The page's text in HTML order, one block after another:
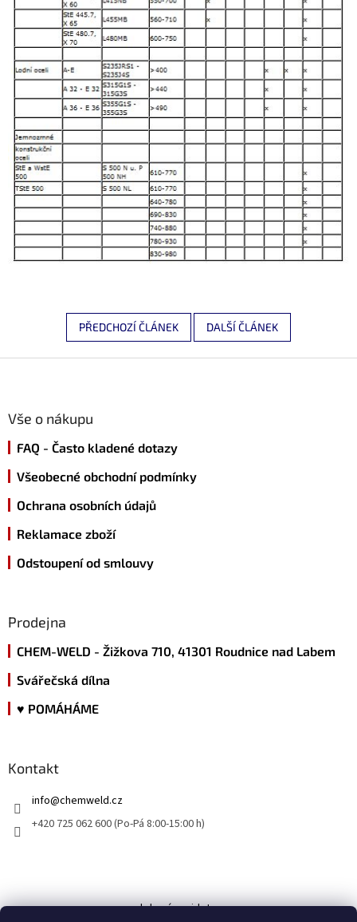
PŘEDCHOZÍ ČLÁNEK DALŠÍ ČLÁNEK
Vše o nákupu
FAQ - Často kladené dotazy
Všeobecné obchodní podmínky
Ochrana osobních údajů
Reklamace zboží
Odstoupení od smlouvy
Prodejna
CHEM-WELD - Žižkova 710, 41301 Roudnice nad Labem
Svářečská dílna
♥ POMÁHÁME
Kontakt
info@chemweld.cz
+420 725 062 600 (Po-Pá 8:00-15:00 h)
kde nás najdete